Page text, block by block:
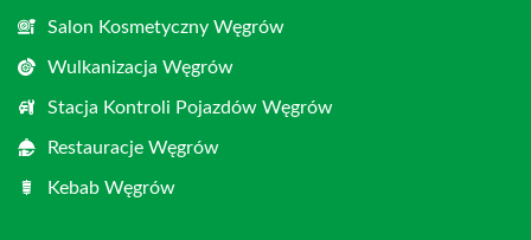
Salon Kosmetyczny Węgrów
Wulkanizacja Węgrów
Stacja Kontroli Pojazdów Węgrów
Restauracje Węgrów
Kebab Węgrów